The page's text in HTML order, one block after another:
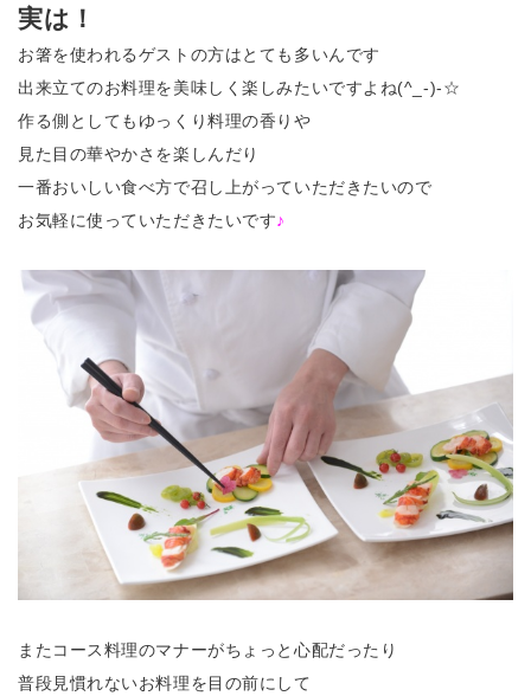
実は！
お箸を使われるゲストの方はとても多いんです
出来立てのお料理を美味しく楽しみたいですよね(^_-)-☆
作る側としてもゆっくり料理の香りや
見た目の華やかさを楽しんだり
一番おいしい食べ方で召し上がっていただきたいので
お気軽に使っていただきたいです♪
またコース料理のマナーがちょっと心配だったり
普段見慣れないお料理を目の前にして